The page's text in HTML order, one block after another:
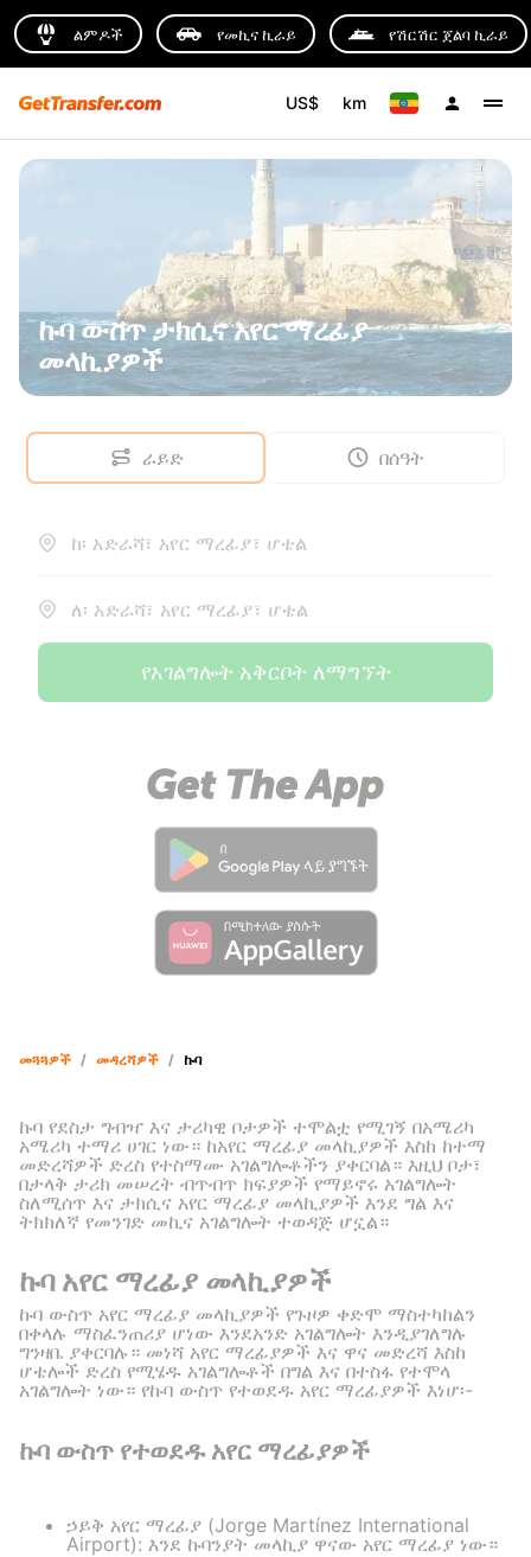
ልምዶች የመኪና ኪራይ የሽርሽር ጀልባ ኪራይ
US$ km
ኩባ ውስጥ ታክሲና አየር ማረፊያ
መላኪያዎች
ራይድ በሰዓት
ከ፡ አድራሻ፣ አየር ማረፊያ፣ ሆቴል
ለ፡ አድራሻ፣ አየር ማረፊያ፣ ሆቴል
የአገልግሎት አቅርቦት ለማግኘት
መጓጓዎች / መዳረሻዎች / ኩባ
ኩባ የደስታ ግብዣ እና ታሪካዊ ቦታዎች ተሞልቷ የሚገኝ በአሜሪካ
አሜሪካ ተማሪ ሀገር ነው። ከአየር ማረፊያ መላኪያዎች እስከ ከተማ
መድረሻዎች ድረስ የተስማሙ አገልግሎቶችን ያቀርባል። እዚህ ቦታ፣
በታላቅ ታሪክ መሠረት ብጥብጥ ክፍያዎች የማይኖሩ አገልግሎት
ስለሚሰጥ እና ታክሲና አየር ማረፊያ መላኪያዎች እንደ ግል እና
ትክክለኛ የመንገድ መኪና አገልግሎት ተወዳጅ ሆኗል።
ኩባ አየር ማረፊያ መላኪያዎች
ኩባ ውስጥ አየር ማረፊያ መላኪያዎች የጉዞዎ ቀድሞ ማስተካከልን
በቀላሉ ማስፈንጠሪያ ሆነው እንደአንድ አገልግሎት እንዲያገለግሉ
ግንዛቤ ያቀርባሉ። መነሻ አየር ማረፊያዎች እና ዋና መድረሻ እስከ
ሆቴሎች ድረስ የሚሄዱ አገልግሎቶች በግል እና በተስፋ የተሞላ
አገልግሎት ነው። የኩባ ውስጥ የተወደዱ አየር ማረፊያዎች እነሆ፡-
ኩባ ውስጥ የተወደዱ አየር ማረፊያዎች
ኃይቅ አየር ማረፊያ (Jorge Martínez International
Airport): እንደ ኩባንያት መላኪያ ዋናው አየር ማረፊያ ነው።